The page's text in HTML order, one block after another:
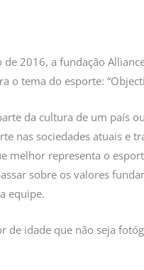
2016, a fundação
o tema do esporte:
da cultura de um país ou
nas sociedades atuais e
melhor representa o
sobre os valores
equipe.
de idade que não seja